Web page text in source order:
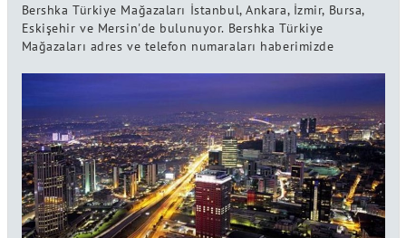
Bershka Türkiye Mağazaları İstanbul, Ankara, İzmir, Bursa,
Eskişehir ve Mersin'de bulunuyor. Bershka Türkiye
Mağazaları adres ve telefon numaraları haberimizde